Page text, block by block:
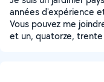
années d'expérience
Vous pouvez me
et un, quatorze,